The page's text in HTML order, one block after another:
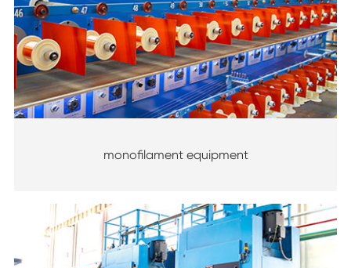
monofilament equipment